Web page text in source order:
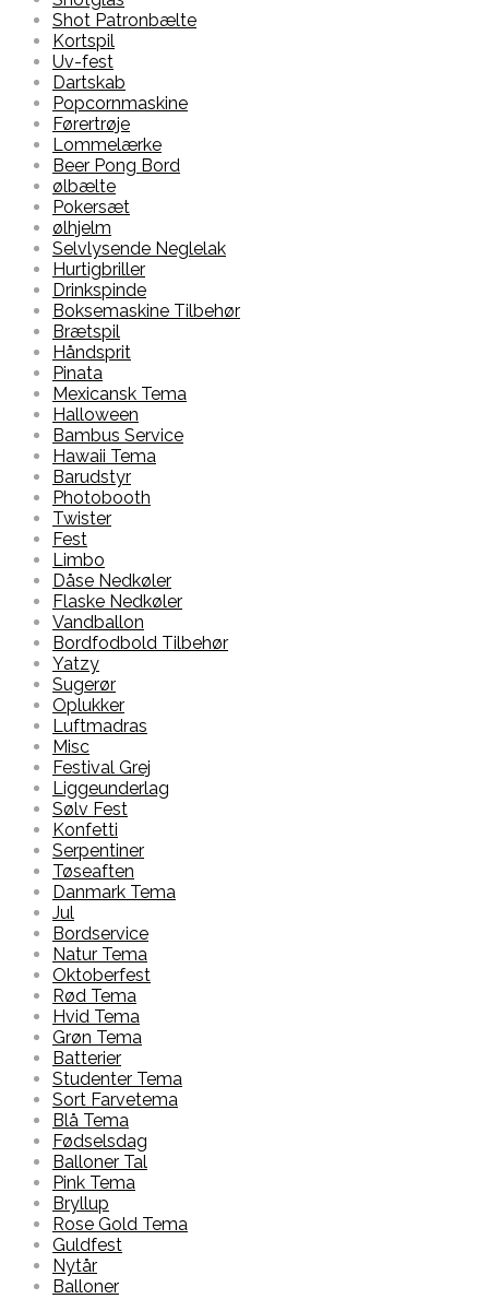
Shot Patronbælte
Kortspil
Uv-fest
Dartskab
Popcornmaskine
Førertrøje
Lommelærke
Beer Pong Bord
ølbælte
Pokersæt
ølhjelm
Selvlysende Neglelak
Hurtigbriller
Drinkspinde
Boksemaskine Tilbehør
Brætspil
Håndsprit
Pinata
Mexicansk Tema
Halloween
Bambus Service
Hawaii Tema
Barudstyr
Photobooth
Twister
Fest
Limbo
Dåse Nedkøler
Flaske Nedkøler
Vandballon
Bordfodbold Tilbehør
Yatzy
Sugerør
Oplukker
Luftmadras
Misc
Festival Grej
Liggeunderlag
Sølv Fest
Konfetti
Serpentiner
Tøseaften
Danmark Tema
Jul
Bordservice
Natur Tema
Oktoberfest
Rød Tema
Hvid Tema
Grøn Tema
Batterier
Studenter Tema
Sort Farvetema
Blå Tema
Fødselsdag
Balloner Tal
Pink Tema
Bryllup
Rose Gold Tema
Guldfest
Nytår
Balloner